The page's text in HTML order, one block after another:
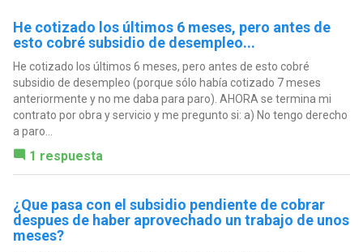
He cotizado los últimos 6 meses, pero antes de
esto cobré subsidio de desempleo...
He cotizado los últimos 6 meses, pero antes de esto cobré
subsidio de desempleo (porque sólo había cotizado 7 meses
anteriormente y no me daba para paro). AHORA se termina mi
contrato por obra y servicio y me pregunto si: a) No tengo derecho
a paro...
1 respuesta
¿Que pasa con el subsidio pendiente de cobrar
despues de haber aprovechado un trabajo de unos
meses?